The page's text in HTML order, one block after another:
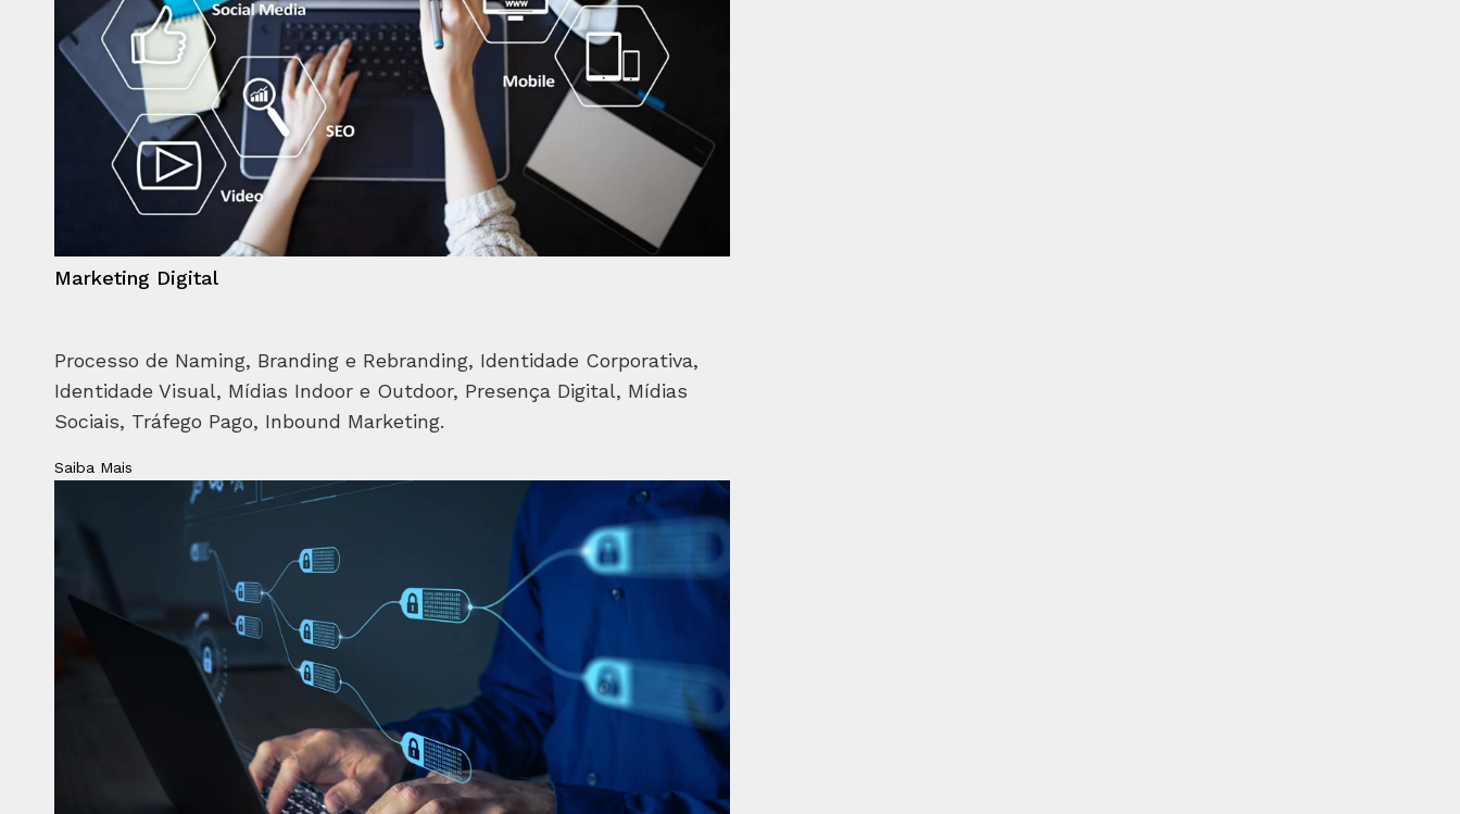
Marketing Digital
Processo de Naming, Branding e Rebranding, Identidade Corporativa,
Identidade Visual, Mídias Indoor e Outdoor, Presença Digital, Mídias
Sociais, Tráfego Pago, Inbound Marketing.
Saiba Mais